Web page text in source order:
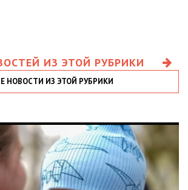
ИЗ ЭТОЙ РУБРИКИ
НОВОСТИ ИЗ ЭТОЙ РУБРИКИ